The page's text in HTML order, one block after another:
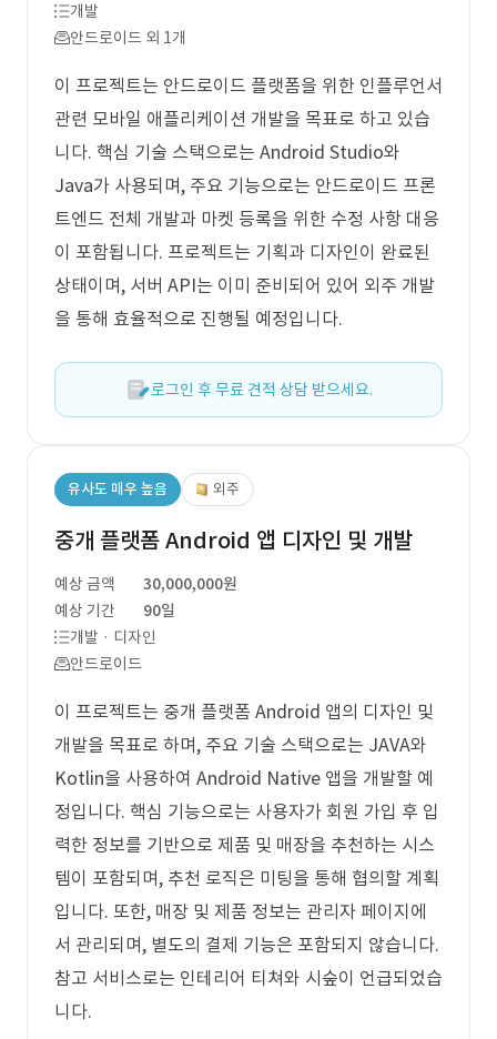
개발
안드로이드 외 1개
이 프로젝트는 안드로이드 플랫폼을 위한 인플루언서
관련 모바일 애플리케이션 개발을 목표로 하고 있습
니다. 핵심 기술 스택으로는 Android Studio와
Java가 사용되며, 주요 기능으로는 안드로이드 프론
트엔드 전체 개발과 마켓 등록을 위한 수정 사항 대응
이 포함됩니다. 프로젝트는 기획과 디자인이 완료된
상태이며, 서버 API는 이미 준비되어 있어 외주 개발
을 통해 효율적으로 진행될 예정입니다.
로그인 후 무료 견적 상담 받으세요.
유사도 매우 높음 외주
중개 플랫폼 Android 앱 디자인 및 개발
예상 금액
30,000,000원
예상 기간
90일
개발 · 디자인
안드로이드
이 프로젝트는 중개 플랫폼 Android 앱의 디자인 및
개발을 목표로 하며, 주요 기술 스택으로는 JAVA와
Kotlin을 사용하여 Android Native 앱을 개발할 예
정입니다. 핵심 기능으로는 사용자가 회원 가입 후 입
력한 정보를 기반으로 제품 및 매장을 추천하는 시스
템이 포함되며, 추천 로직은 미팅을 통해 협의할 계획
입니다. 또한, 매장 및 제품 정보는 관리자 페이지에
서 관리되며, 별도의 결제 기능은 포함되지 않습니다.
참고 서비스로는 인테리어 티쳐와 시숲이 언급되었습
니다.